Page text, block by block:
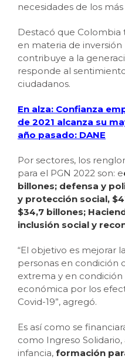
necesidades de los
Destacó que Colombia
en materia de
contribuye a la
responde al
ciudadanos.
En alza: Confianza
de 2021 alcanza su
año pasado: DANE
Por sectores, los
para el PGN 2022 son: e
billones; defensa y
y protección social,
$34,7 billones;
inclusión social y
“El objetivo es mejorar
personas en condición
extrema y en
económica por los
Covid-19”, agregó.
Es así como se
como Ingreso
infancia, formación